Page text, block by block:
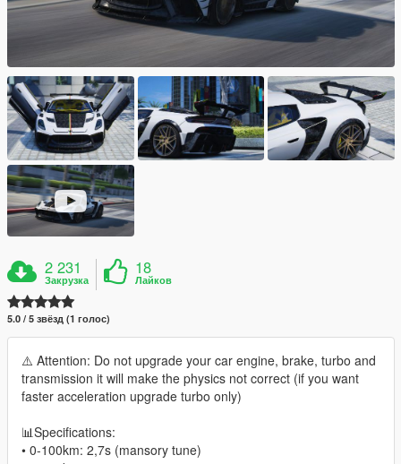
2 231
Закрузка
18
Лайков
5.0 / 5 звёзд (1 голос)
⚠️ Attention: Do not upgrade your car engine, brake, turbo and
transmission it will make the physics not correct (if you want
faster acceleration upgrade turbo only)
📊Specifications:
• 0-100km: 2,7s (mansory tune)